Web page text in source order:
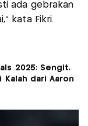
ada gebrakan
kata Fikri.
2025: Sengit,
Kalah dari Aaron